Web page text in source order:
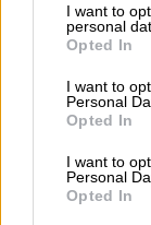
not limited to
grant or deny
use your data
consent section.
I want to
personal
Opted In
I want to
Personal
Opted In
I want to
Personal
Opted In
να
Τουλόν.
κρούσματα
εβδομάδα
έδεσε στην
καραντίνα.
αυξάνεται